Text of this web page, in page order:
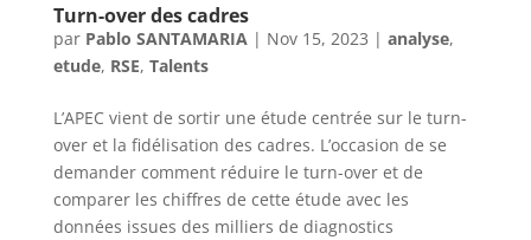
Turn-over des cadres
par Pablo SANTAMARIA | Nov 15, 2023 | analyse,
etude, RSE, Talents
L’APEC vient de sortir une étude centrée sur le turn-
over et la fidélisation des cadres. L’occasion de se
demander comment réduire le turn-over et de
comparer les chiffres de cette étude avec les
données issues des milliers de diagnostics